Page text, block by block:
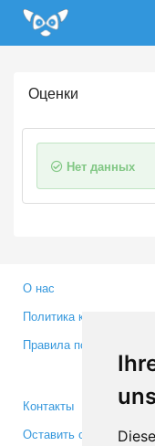
Update cookies preferences
Оценки
Нет данных
О нас
Политика
Правила пользования
Контакты
Оставить отзыв